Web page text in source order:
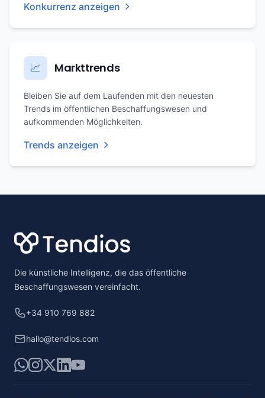
Konkurrenz anzeigen
📈 Markttrends
Bleiben Sie auf dem Laufenden mit den neuesten
Trends im öffentlichen Beschaffungswesen und
aufkommenden Möglichkeiten.
Trends anzeigen
Die künstliche Intelligenz, die das öffentliche
Beschaffungswesen vereinfacht.
+34 910 769 882
hallo@tendios.com
WhatsApp
Instagram
X LinkedIn
YouTube